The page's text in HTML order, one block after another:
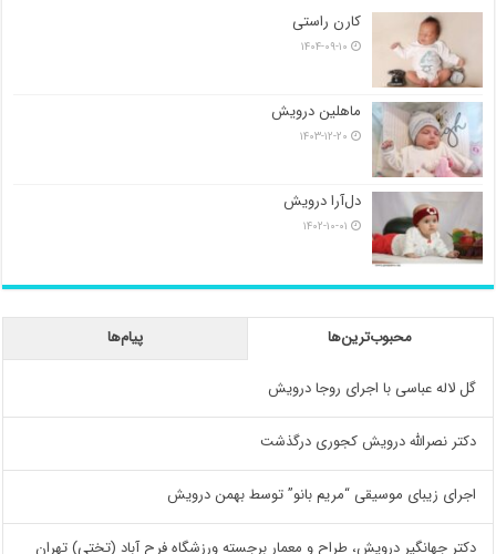
کارن راستی
۱۴۰۴-۰۹-۱۰
ماهلین درویش
۱۴۰۳-۱۲-۲۰
دل‌آرا درویش
۱۴۰۲-۱۰-۰۱
محبوب‌ترین‌ها پیام‌ها
گل لاله عباسی با اجرای روجا درویش
دکتر نصرالله درویش کجوری درگذشت
اجرای زیبای موسیقی “مریم بانو” توسط بهمن درویش
دکتر جهانگیر درویش، طراح و معمار برجسته ورزشگاه فرح آباد (تختی) تهران